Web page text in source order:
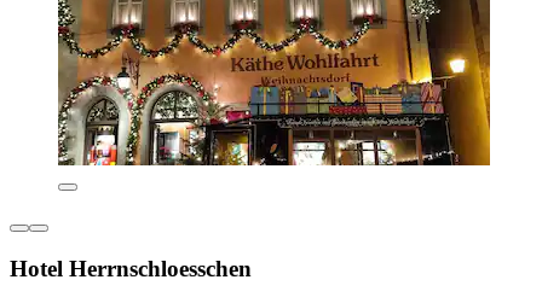
Hotel Herrnschloesschen